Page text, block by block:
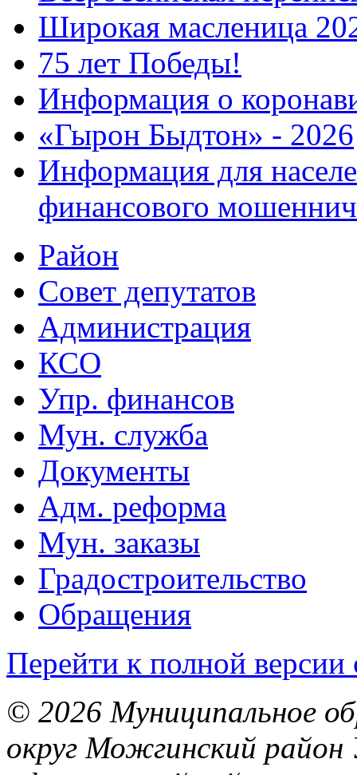
Широкая масленица
75 лет Победы!
Информация о
«Гырон Быдтон» - 2026
Информация для
финансового
Район
Совет депутатов
Администрация
КСО
Упр. финансов
Мун. служба
Документы
Адм. реформа
Мун. заказы
Градостроительство
Обращения
Перейти к полной версии
© 2026 Муниципальное
округ Можгинский район